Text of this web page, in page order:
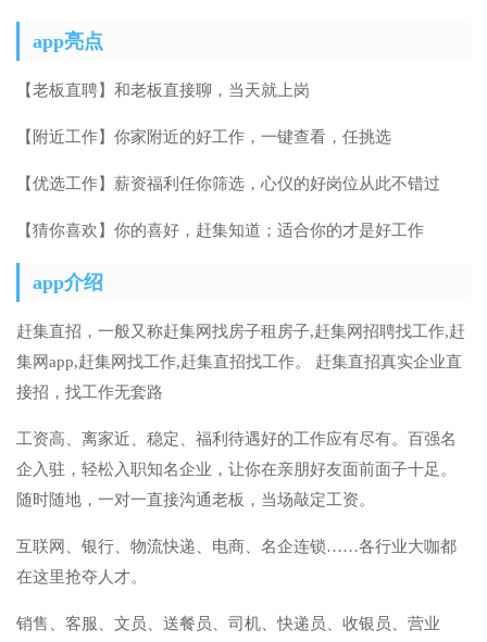
app亮点
【老板直聘】和老板直接聊，当天就上岗
【附近工作】你家附近的好工作，一键查看，任挑选
【优选工作】薪资福利任你筛选，心仪的好岗位从此不错过
【猜你喜欢】你的喜好，赶集知道；适合你的才是好工作
app介绍
赶集直招，一般又称赶集网找房子租房子,赶集网招聘找工作,赶
集网app,赶集网找工作,赶集直招找工作。 赶集直招真实企业直
接招，找工作无套路
工资高、离家近、稳定、福利待遇好的工作应有尽有。百强名
企入驻，轻松入职知名企业，让你在亲朋好友面前面子十足。
随时随地，一对一直接沟通老板，当场敲定工资。
互联网、银行、物流快递、电商、名企连锁……各行业大咖都
在这里抢夺人才。
销售、客服、文员、送餐员、司机、快递员、收银员、营业